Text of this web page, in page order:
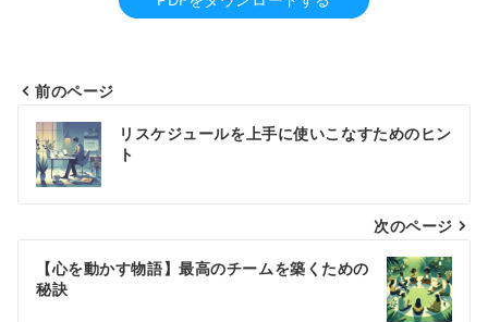
投
稿
ナ
ビ
ー
前のページ
リスケジュールを上手に使いこなすためのヒン
ト
次のページ
【心を動かす物語】最高のチームを築くための
秘訣